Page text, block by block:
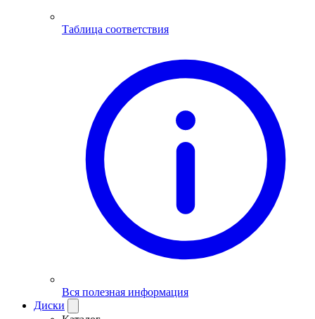
Таблица соответствия
Вся полезная информация
Диски